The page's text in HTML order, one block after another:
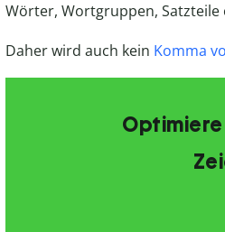
Wörter, Wortgruppen, Satzteile
Daher wird auch kein Komma
Optimiere